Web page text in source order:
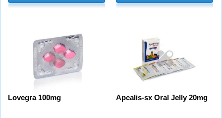
Lovegra 100mg Apcalis-sx Oral Jelly 20mg